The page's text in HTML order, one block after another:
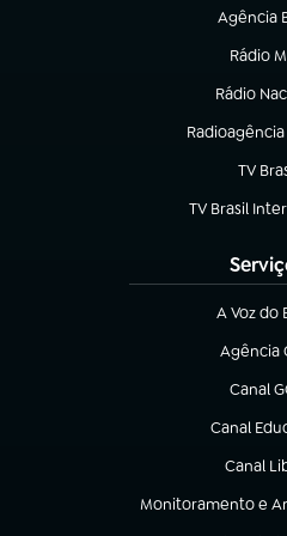
Agência
(abre em
Rádio
Rádio
(abre em
(abre em
TV
(abre
TV Brasil
(abre em
A Voz do
(abre em
Agência
(abre em
Canal
(abre
Canal
(abre em
Canal
(abre
Monitoramento e
(abre em nova aba)